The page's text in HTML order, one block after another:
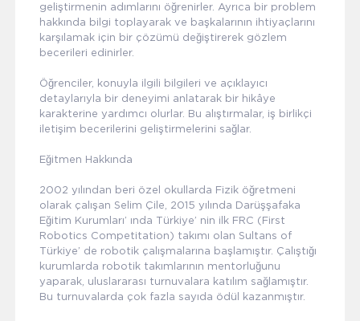
geliştirmenin adımlarını öğrenirler. Ayrıca bir problem
hakkında bilgi toplayarak ve başkalarının ihtiyaçlarını
karşılamak için bir çözümü değiştirerek gözlem
becerileri edinirler.
Öğrenciler, konuyla ilgili bilgileri ve açıklayıcı
detaylarıyla bir deneyimi anlatarak bir hikâye
karakterine yardımcı olurlar. Bu alıştırmalar, iş birlikçi
iletişim becerilerini geliştirmelerini sağlar.
Eğitmen Hakkında
2002 yılından beri özel okullarda Fizik öğretmeni
olarak çalışan Selim Çile, 2015 yılında Darüşşafaka
Eğitim Kurumları’ ında Türkiye’ nin ilk FRC (First
Robotics Competitation) takımı olan Sultans of
Türkiye’ de robotik çalışmalarına başlamıştır. Çalıştığı
kurumlarda robotik takımlarının mentorluğunu
yaparak, uluslararası turnuvalara katılım sağlamıştır.
Bu turnuvalarda çok fazla sayıda ödül kazanmıştır.